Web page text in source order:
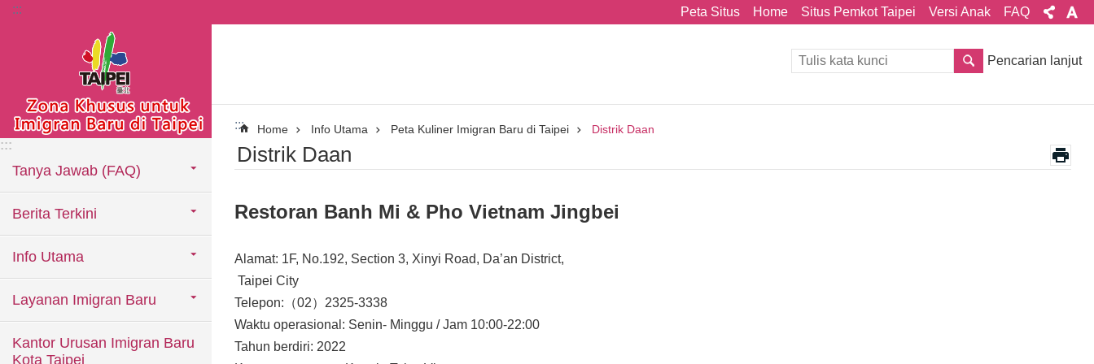
Lompat ke blok konten utama
::: Peta Situs Home Situs Pemkot Taipei Versi Anak FAQ
:::
Tanya Jawab (FAQ)
Berita Terkini
Info Utama
Layanan Imigran Baru
Kantor Urusan Imigran Baru
Kota Taipei
Pencarian lanjut
::: Home Info Utama Peta Kuliner Imigran Baru di Taipei Distrik Daan
Distrik Daan
Restoran Banh Mi & Pho Vietnam Jingbei
Alamat: 1F, No.192, Section 3, Xinyi Road, Da’an District,
Taipei City
Telepon:（02）2325-3338
Waktu operasional: Senin- Minggu / Jam 10:00-22:00
Tahun berdiri: 2022